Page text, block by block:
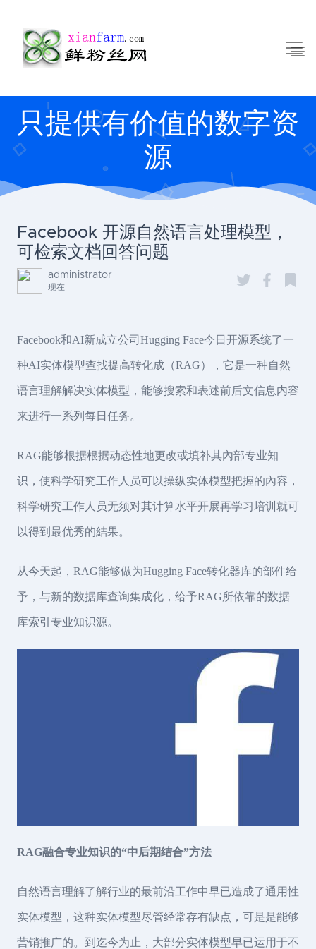
只提供有价值的数字资
源
Facebook 开源自然语言处理模型，
可检索文档回答问题
administrator
现在
Facebook和AI新成立公司Hugging Face今日开源系统了一
种AI实体模型查找提高转化成（RAG），它是一种自然
语言理解解决实体模型，能够搜索和表述前后文信息内容
来进行一系列每日任务。
RAG能够根据根据动态性地更改或填补其內部专业知
识，使科学研究工作人员可以操纵实体模型把握的內容，
科学研究工作人员无须对其计算水平开展再学习培训就可
以得到最优秀的結果。
从今天起，RAG能够做为Hugging Face转化器库的部件给
予，与新的数据库查询集成化，给予RAG所依靠的数据
库索引专业知识源。
RAG融合专业知识的“中后期结合”方法
自然语言理解了解行业的最前沿工作中早已造成了通用性
实体模型，这种实体模型尽管经常存有缺点，可是是能够
营销推广的。到迄今为止，大部分实体模型早已运用于不